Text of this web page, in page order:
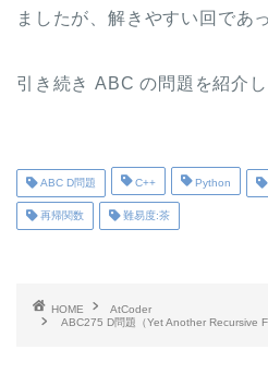
ましたが、解きやすい回であ
引き続き ABC の問題を紹介し
ABC D問題 C++ Python
再帰関数 難易度:茶
HOME
AtCoder
ABC275 D問題（Yet Another Recursive